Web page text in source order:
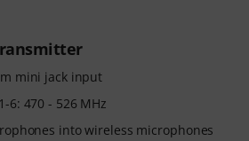
mini jack input
6: 470 - 526 MHz
into wireless microphones